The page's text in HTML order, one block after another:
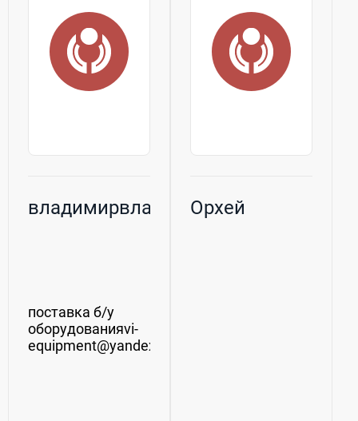
промышленные
предприятия по...
оборудования
для бизнеса,
торговли...
владимирвладимир
поставка б/у
оборудованияvi-
equipment@yandex.ru
Орхей